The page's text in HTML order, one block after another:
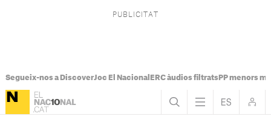
Segueix-nos a DiscoverJoc El Nacional ERC àudios filtratsPP menors